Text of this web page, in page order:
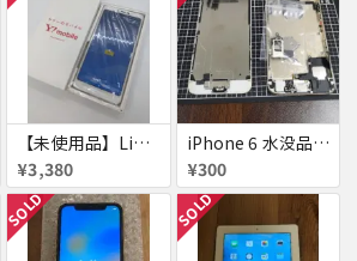
【未使用品】Libero S10 Softbank
¥3,380
iPhone 6 水没品 ネジなど部品取り用
¥300
SOLD SOLD